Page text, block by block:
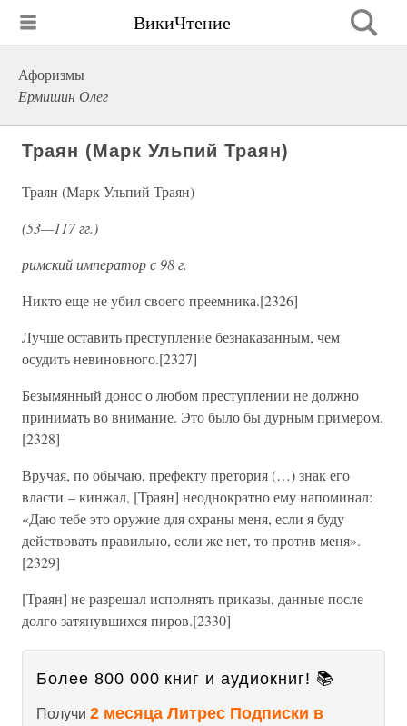
ВикиЧтение
Афоризмы
Ермишин Олег
Траян (Марк Ульпий Траян)
Траян (Марк Ульпий Траян)
(53—117 гг.)
римский император с 98 г.
Никто еще не убил своего преемника.[2326]
Лучше оставить преступление безнаказанным, чем
осудить невиновного.[2327]
Безымянный донос о любом преступлении не должно
принимать во внимание. Это было бы дурным примером.
[2328]
Вручая, по обычаю, префекту претория (…) знак его
власти – кинжал, [Траян] неоднократно ему напоминал:
«Даю тебе это оружие для охраны меня, если я буду
действовать правильно, если же нет, то против меня».
[2329]
[Траян] не разрешал исполнять приказы, данные после
долго затянувшихся пиров.[2330]
Более 800 000 книг и аудиокниг! 📚
Получи 2 месяца Литрес Подписки в